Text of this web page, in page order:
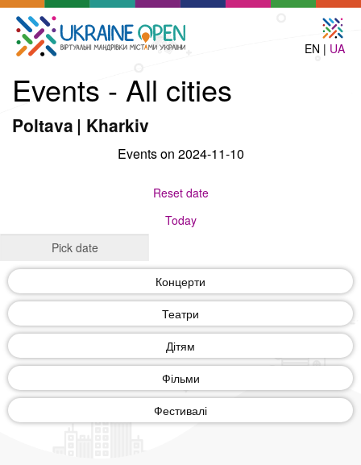
EN | UA
Events - All cities
Poltava | Kharkiv
Events on 2024-11-10
Reset date
Today
Концерти
Театри
Дітям
Фільми
Фестивалі